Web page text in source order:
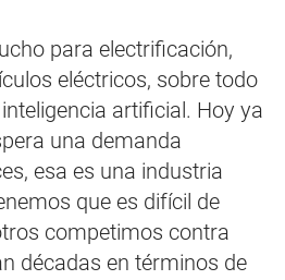
para electrificación,
eléctricos, sobre todo
artificial. Hoy ya
una demanda
esa es una industria
que es difícil de
competimos contra
décadas en términos de